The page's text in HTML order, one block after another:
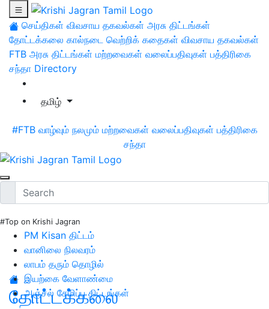
செய்திகள் விவசாய தகவல்கள் அரசு திட்டங்கள்
தோட்டக்கலை கால்நடை வெற்றிக் கதைகள் விவசாய தகவல்கள்
FTB அரசு திட்டங்கள் மற்றவைகள் வலைப்பதிவுகள் பத்திரிகை
சந்தா Directory
தமிழ்
#FTB வாழ்வும் நலமும் மற்றவைகள் வலைப்பதிவுகள் பத்திரிகை
சந்தா
#Top on Krishi Jagran
PM Kisan திட்டம்
வானிலை நிலவரம்
லாபம் தரும் தொழில்
இயற்கை வேளாண்மை
அஞ்சல் சேமிப்பு திட்டங்கள்
தோட்டக்கலை